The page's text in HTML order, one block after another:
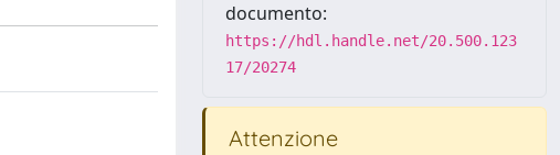
documento:
https://hdl.handle.net/20.500.123
17/20274
Attenzione